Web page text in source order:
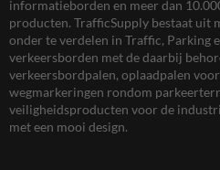
informatieborden en meer dan
producten. TrafficSupply bestaat uit
onder te verdelen in Traffic, Parking
verkeersborden met de daarbij
verkeersbordpalen, oplaadpalen voor
wegmarkeringen rondom
veiligheidsproducten voor de
met een mooi design.